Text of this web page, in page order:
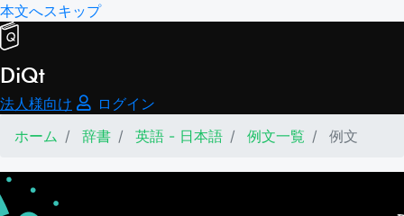
本文へスキップ
DiQt
法人様向け
ログイン
ホーム
辞書 英語 - 日本語 例文一覧 例文